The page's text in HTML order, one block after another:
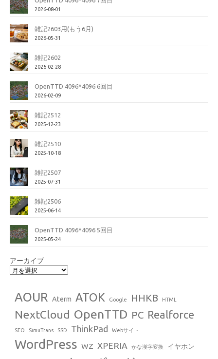
2026-08-01
雑記2603用(もう6月)
2026-05-31
雑記2602
2026-02-28
OpenTTD 4096*4096 6回目
2026-02-09
雑記2512
2025-12-23
雑記2510
2025-10-18
雑記2507
2025-07-31
雑記2506
2025-06-14
OpenTTD 4096*4096 5回目
2025-05-24
アーカイブ
AOUR Aterm ATOK Google HHKB HTML
NextCloud OpenTTD PC Realforce
SEO SimuTrans SSD ThinkPad Webサイト
WordPress WZ XPERIA かな漢字変換 イヤホン